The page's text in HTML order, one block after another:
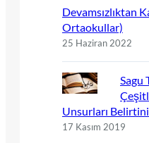
Devamsızlıktan
Ortaokullar)
25 Haziran 2022
Sagu
Unsurları
17 Kasım 2019